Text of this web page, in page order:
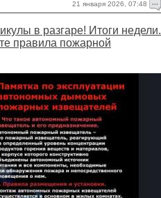
21 января 2026, 07:48
в разгаре! Итоги недели.
правила пожарной